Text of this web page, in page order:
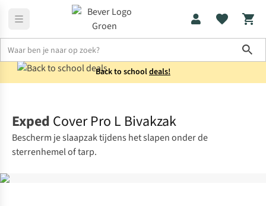
Back to schooldeals!
Exped Cover Pro L Bivakzak
Bescherm je slaapzak tijdens het slapen onder de
sterrenhemel of tarp.